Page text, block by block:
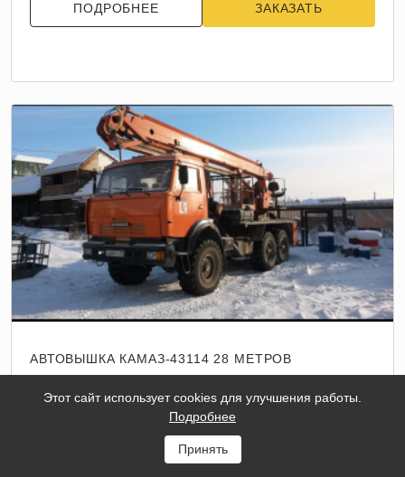
ПОДРОБНЕЕ ЗАКАЗАТЬ
АВТОВЫШКА КАМАЗ-43114 28 МЕТРОВ
Тип
Шоссейный
Этот сайт использует cookies для улучшения работы.
Подробнее
Принять